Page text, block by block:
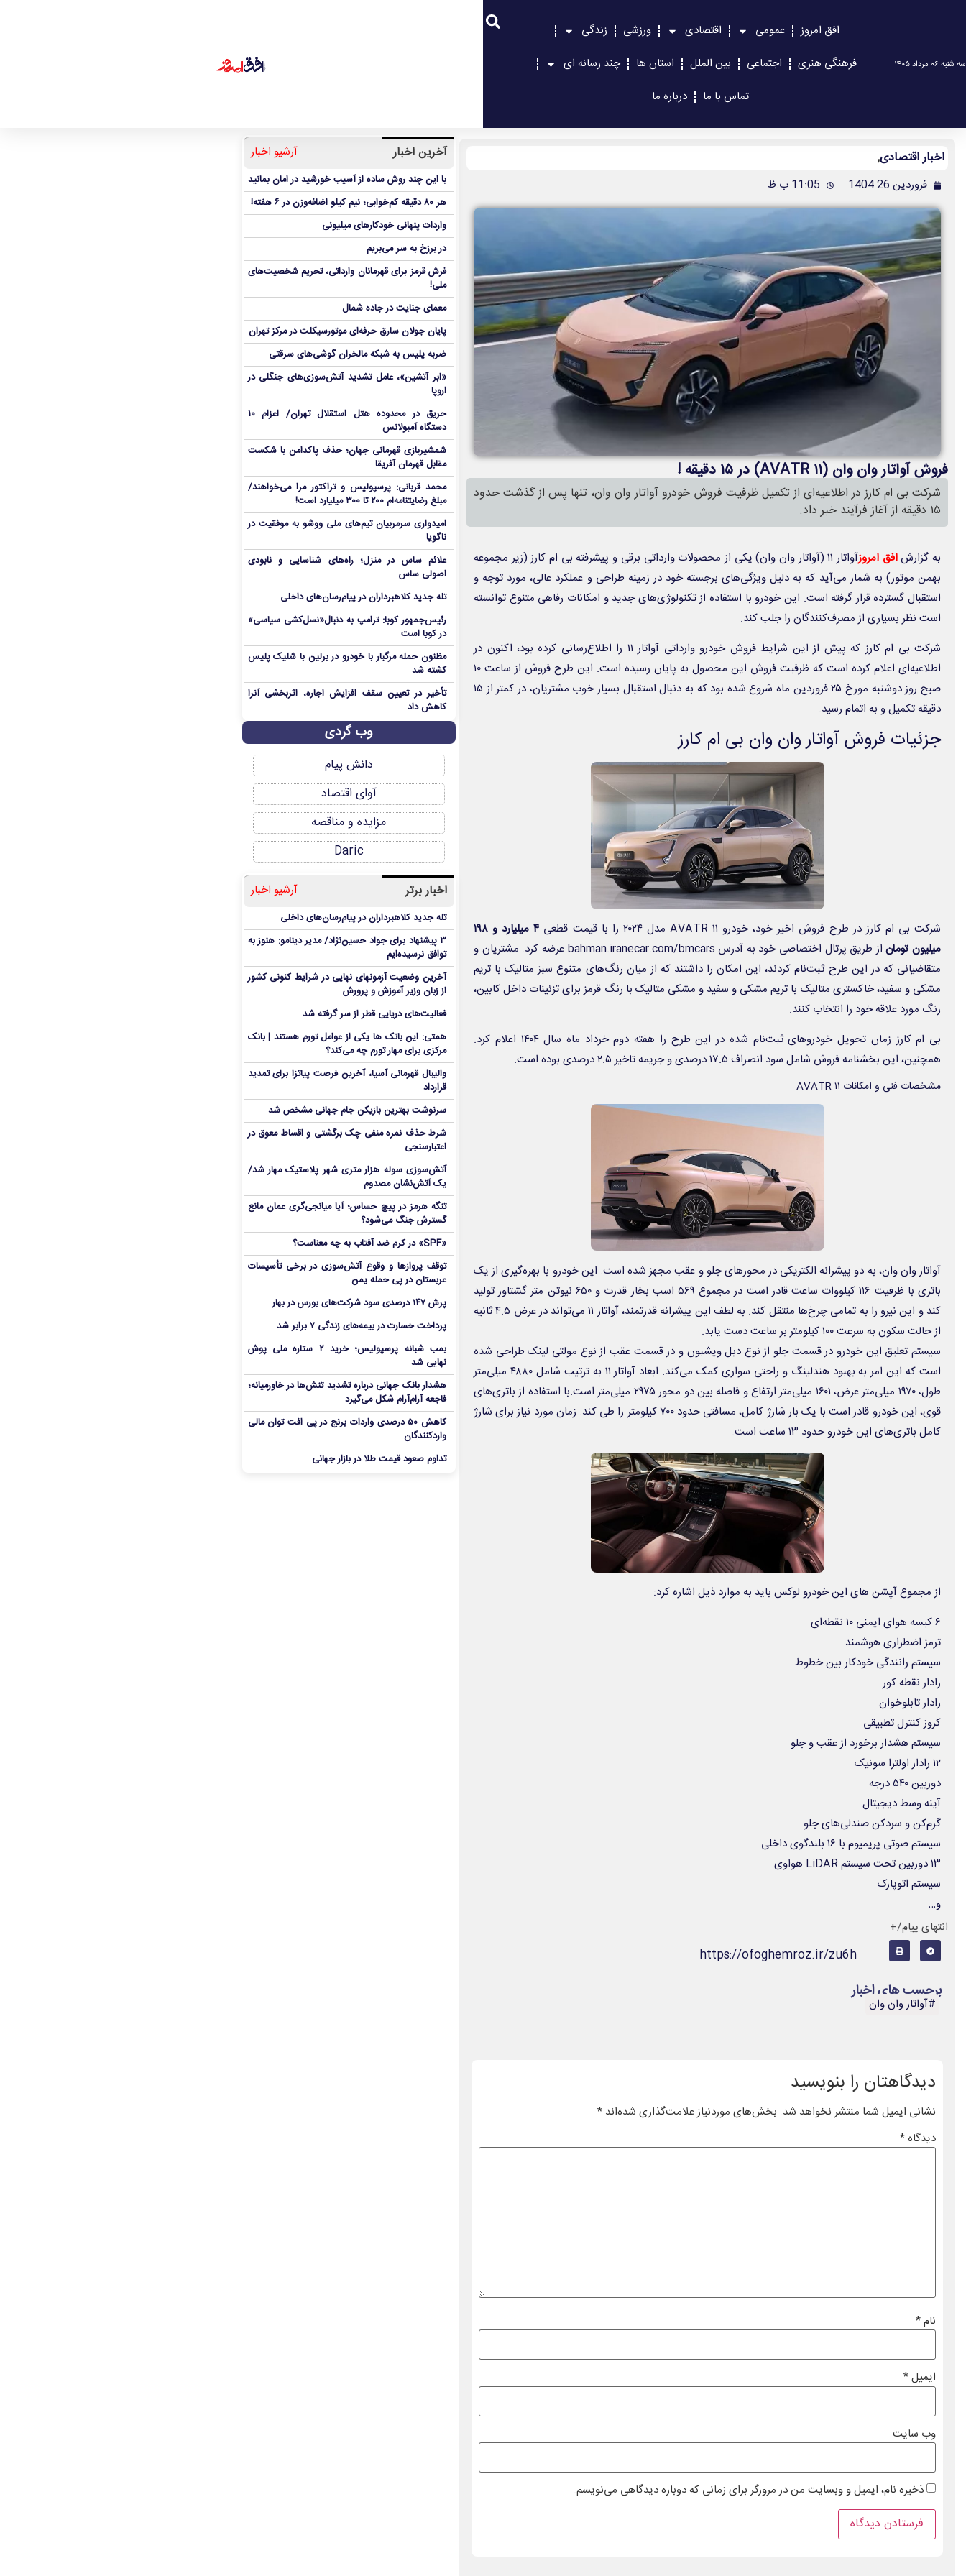
سه شنبه ۰۶ مرداد ۱۴۰۵
افق امروز عمومی اقتصادی ورزشی
زندگی
فرهنگی هنری
اجتماعی بین الملل استان ها
چند رسانه ای
تماس با ما
درباره ما
اخبار اقتصادی,
فروردین 26 1404 11:05 ب.ظ
فروش آواتار وان وان (۱۱ AVATR) در ۱۵ دقیقه !
شرکت بی ام کارز در اطلاعیه‌ای از تکمیل ظرفیت فروش خودرو آواتار وان وان، تنها پس از گذشت حدود
۱۵ دقیقه از آغاز فرآیند خبر داد.
به گزارشافق امروز
آواتار ۱۱ (آواتار وان وان) یکی از محصولات وارداتی برقی و پیشرفته بی ام کارز (زیر مجموعه
بهمن موتور) به شمار می‌آید که به دلیل ویژگی‌های برجسته خود در زمینه طراحی و عملکرد عالی، مورد توجه و
استقبال گسترده قرار گرفته است. این خودرو با استفاده از تکنولوژی‌های جدید و امکانات رفاهی متنوع توانسته
است نظر بسیاری از مصرف‌کنندگان را جلب کند.
شرکت بی ام کارز که پیش از این شرایط فروش خودرو وارداتی آواتار ۱۱ را اطلاع‌رسانی کرده بود، اکنون در
اطلاعیه‌ای اعلام کرده است که ظرفیت فروش این محصول به پایان رسیده است. این طرح فروش از ساعت ۱۰
صبح روز دوشنبه مورخ ۲۵ فروردین ماه شروع شده بود که به دنبال استقبال بسیار خوب مشتریان، در کمتر از ۱۵
دقیقه تکمیل و به اتمام رسید.
جزئیات فروش آواتار وان وان بی ام کارز
شرکت بی ام کارز در طرح فروش اخیر خود، خودرو ۱۱ AVATR مدل ۲۰۲۴ را با قیمت قطعی
۴ میلیارد و ۱۹۸
میلیون توماناز طریق پرتال اختصاصی خود به آدرس bahman.iranecar.com/bmcars عرضه کرد. مشتریان و
متقاضیانی که در این طرح ثبت‌نام کردند، این امکان را داشتند که از میان رنگ‌های متنوع سبز متالیک با تریم
مشکی و سفید، خاکستری متالیک با تریم مشکی و سفید و مشکی متالیک با رنگ قرمز برای تزئینات داخل کابین،
رنگ مورد علاقه خود را انتخاب کنند.
بی ام کارز زمان تحویل خودروهای ثبت‌نام شده در این طرح را هفته دوم خرداد ماه سال ۱۴۰۴ اعلام کرد.
همچنین، این بخشنامه فروش شامل سود انصراف ۱۷.۵ درصدی و جریمه تاخیر ۲.۵ درصدی بوده است.
مشخصات فنی و امکانات ۱۱ AVATR
آواتار وان وان، به دو پیشرانه الکتریکی در محورهای جلو و عقب مجهز شده است. این خودرو با بهره‌گیری از یک
باتری با ظرفیت ۱۱۶ کیلووات ساعت قادر است در مجموع ۵۶۹ اسب بخار قدرت و ۶۵۰ نیوتن متر گشتاور تولید
کند و این نیرو را به تمامی چرخ‌ها منتقل کند. به لطف این پیشرانه قدرتمند، آواتار ۱۱ می‌تواند در عرض ۴.۵ ثانیه
از حالت سکون به سرعت ۱۰۰ کیلومتر بر ساعت دست یابد.
سیستم تعلیق این خودرو در قسمت جلو از نوع دبل ویشبون و در قسمت عقب از نوع مولتی لینک طراحی شده
است که این امر به بهبود هندلینگ و راحتی سواری کمک می‌کند. ابعاد آواتار ۱۱ به ترتیب شامل ۴۸۸۰ میلی‌متر
طول، ۱۹۷۰ میلی‌متر عرض، ۱۶۰۱ میلی‌متر ارتفاع و فاصله بین دو محور ۲۹۷۵ میلی‌متر است.با استفاده از باتری‌های
قوی، این خودرو قادر است با یک بار شارژ کامل، مسافتی حدود ۷۰۰ کیلومتر را طی کند. زمان مورد نیاز برای شارژ
کامل باتری‌های این خودرو حدود ۱۳ ساعت است.
از مجموع آپشن های این خودرو لوکس باید به موارد ذیل اشاره کرد:
۶ کیسه هوای ایمنی ۱۰ نقطه‌ای
ترمز اضطراری هوشمند
سیستم رانندگی خودکار بین خطوط
رادار نقطه کور
رادار تابلوخوان
کروز کنترل تطبیقی
سیستم هشدار برخورد از عقب و جلو
۱۲ رادار اولترا سونیک
دوربین ۵۴۰ درجه
آینه وسط دیجیتال
گرم‌کن و سردکن صندلی‌های جلو
سیستم صوتی پریمیوم با ۱۶ بلندگوی داخلی
۱۳ دوربین تحت سیستم LiDAR هواوی
سیستم اتوپارک
و…
انتهای پیام/+
https://ofoghemroz.ir/zu6h
برچسب های اخبار
#آواتار وان وان
دیدگاهتان را بنویسید
نشانی ایمیل شما منتشر نخواهد شد. بخش‌های موردنیاز علامت‌گذاری شده‌اند*
دیدگاه*
نام*
ایمیل*
وب‌ سایت
ذخیره نام، ایمیل و وبسایت من در مرورگر برای زمانی که دوباره دیدگاهی می‌نویسم.
آخرین اخبار آرشیو اخبار
با این چند روش ساده از آسیب خورشید در امان بمانید
هر ۸۰ دقیقه کم‌خوابی؛ نیم کیلو اضافه‌وزن در ۶ هفته!
واردات پنهانی خودکارهای میلیونی
در برزخ به سر می‌بریم
فرش قرمز برای قهرمانان وارداتی، تحریم شخصیت‌های
ملی!
معمای جنایت در جاده شمال
پایان جولان سارق حرفه‌ای موتورسیکلت در مرکز تهران
ضربه پلیس به شبکه مالخران گوشی‌های سرقتی
«ابر آتشین»، عامل تشدید آتش‌سوزی‌های جنگلی در
اروپا
حریق در محدوده هتل استقلال تهران/ اعزام ۱۰
دستگاه آمبولانس
شمشیربازی قهرمانی جهان؛ حذف پاکدامن با شکست
مقابل قهرمان آفریقا
محمد قربانی: پرسپولیس و تراکتور مرا می‌خواهند/
مبلغ رضایتنامه‌ام ۲۰۰ تا ۳۰۰ میلیارد است!
امیدواری سرمربیان تیم‌های ملی ووشو به موفقیت در
ناگویا
علائم ساس در منزل؛ راه‌های شناسایی و نابودی
اصولی ساس
تله جدید کلاهبرداران در پیام‌رسان‌های داخلی
رئیس‌جمهور کوبا: ترامپ به دنبال«نسل‌کشی سیاسی»
در کوبا است
مظنون حمله مرگبار با خودرو در برلین با شلیک پلیس
کشته شد
تأخیر در تعیین سقف افزایش اجاره، اثربخشی آنرا
کاهش داد
وب گردی
دانش پیام
آوای اقتصاد
مزایده و مناقصه
Daric
اخبار برتر آرشیو اخبار
تله جدید کلاهبرداران در پیام‌رسان‌های داخلی
۳ پیشنهاد برای جواد حسین‌نژاد/ مدیر دینامو: هنوز به
توافق نرسیده‌ایم
آخرین وضعیت آزمونهای نهایی در شرایط کنونی کشور
از زبان وزیر آموزش و پرورش
فعالیت‌های دریایی قطر از سر گرفته شد
همتی: این بانک ها یکی از عوامل تورم هستند | بانک
مرکزی برای مهار تورم چه می‌کند؟
والیبال قهرمانی آسیا، آخرین فرصت پیاتزا برای تمدید
قرارداد
سرنوشت بهترین بازیکن جام جهانی مشخص شد
شرط حذف نمره منفی چک برگشتی و اقساط معوق در
اعتبارسنجی
آتش‌سوزی سوله هزار متری شهر پلاستیک مهار شد/
یک آتش‌نشان مصدوم
تنگه هرمز در پیچ حساس؛ آیا میانجی‌گری عمان مانع
گسترش جنگ می‌شود؟
«SPF» در کرم ضد آفتاب به چه معناست؟
توقف پروازها و وقوع آتش‌سوزی در برخی تأسیسات
عربستان در پی حمله یمن
پرش ۱۴۷ درصدی سود شرکت‌های بورس در بهار
پرداخت خسارت در بیمه‌های زندگی ۷ برابر شد
بمب شبانه پرسپولیس؛ خرید ۲ ستاره ملی پوش
نهایی شد
هشدار بانک جهانی درباره تشدید تنش‌ها در خاورمیانه؛
فاجعه آرام‌آرام شکل می‌گیرد
کاهش ۵۰ درصدی واردات برنج در پی افت توان مالی
واردکنندگان
تداوم صعود قیمت طلا در بازار جهانی